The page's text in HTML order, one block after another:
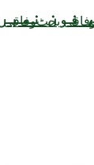
فونبجٹوفاقی